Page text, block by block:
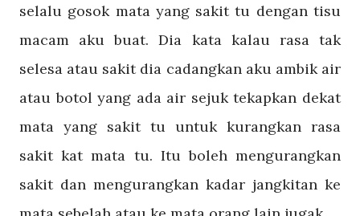
selalu gosok mata yang sakit tu dengan tisu
macam aku buat. Dia kata kalau rasa tak
selesa atau sakit dia cadangkan aku ambik air
atau botol yang ada air sejuk tekapkan dekat
mata yang sakit tu untuk kurangkan rasa
sakit kat mata tu. Itu boleh mengurangkan
sakit dan mengurangkan kadar jangkitan ke